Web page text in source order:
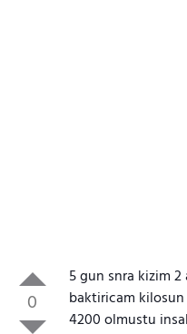
0
5 gun snra kizim
baktiricam
4200 olmustu